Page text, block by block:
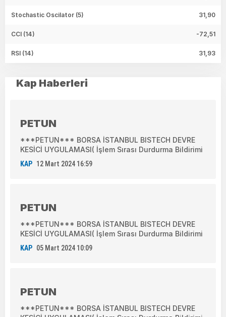
Stochastic Oscilator (5) 31,90
CCI (14) -72,51
RSI (14) 31,93
Kap Haberleri
PETUN
***PETUN*** BORSA İSTANBUL BISTECH DEVRE
KESİCİ UYGULAMASI( İşlem Sırası Durdurma Bildirimi
KAP 12 Mart 2024 16:59
PETUN
***PETUN*** BORSA İSTANBUL BISTECH DEVRE
KESİCİ UYGULAMASI( İşlem Sırası Durdurma Bildirimi
KAP 05 Mart 2024 10:09
PETUN
***PETUN*** BORSA İSTANBUL BISTECH DEVRE